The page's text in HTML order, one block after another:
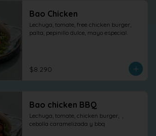
Bao Chicken
Lechuga, tomate, free chicken burger,
palta, pepinillo dulce, mayo especial.
$8.290
Bao chicken BBQ
Lechuga, tomate, chicken burger,  ,
cebolla caramelizada y bbq